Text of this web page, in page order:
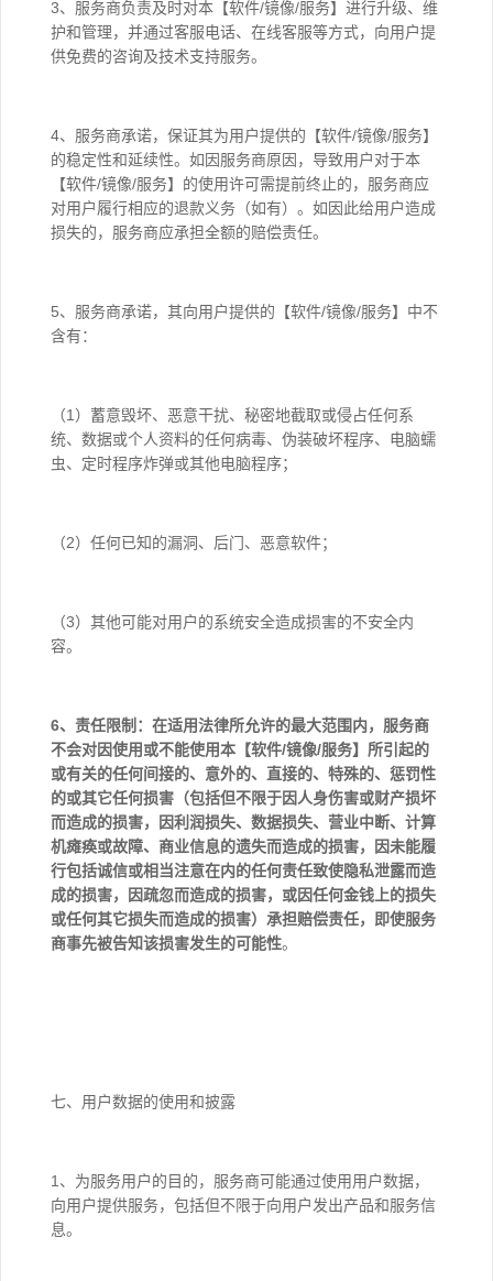
3、服务商负责及时对本【软件/镜像/服务】进行升级、维
护和管理，并通过客服电话、在线客服等方式，向用户提
供免费的咨询及技术支持服务。
4、服务商承诺，保证其为用户提供的【软件/镜像/服务】
的稳定性和延续性。如因服务商原因，导致用户对于本
【软件/镜像/服务】的使用许可需提前终止的，服务商应
对用户履行相应的退款义务（如有）。如因此给用户造成
损失的，服务商应承担全额的赔偿责任。
5、服务商承诺，其向用户提供的【软件/镜像/服务】中不
含有：
（1）蓄意毁坏、恶意干扰、秘密地截取或侵占任何系
统、数据或个人资料的任何病毒、伪装破坏程序、电脑蠕
虫、定时程序炸弹或其他电脑程序；
（2）任何已知的漏洞、后门、恶意软件；
（3）其他可能对用户的系统安全造成损害的不安全内
容。
6、责任限制：在适用法律所允许的最大范围内，服务商
不会对因使用或不能使用本 【软件/镜像/服务】 所引起的
或有关的任何间接的、意外的、直接的、特殊的、惩罚性
的或其它任何损害（包括但不限于因人身伤害或财产损坏
而造成的损害，因利润损失、数据损失、营业中断、计算
机瘫痪或故障、商业信息的遗失而造成的损害，因未能履
行包括诚信或相当注意在内的任何责任致使隐私泄露而造
成的损害，因疏忽而造成的损害，或因任何金钱上的损失
或任何其它损失而造成的损害）承担赔偿责任，即使服务
商事先被告知该损害发生的可能性。
七、用户数据的使用和披露
1、为服务用户的目的，服务商可能通过使用用户数据，
向用户提供服务，包括但不限于向用户发出产品和服务信
息。